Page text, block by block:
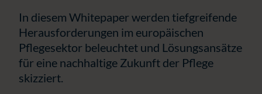
In diesem Whitepaper werden tiefgreifende
Herausforderungen im europäischen
Pflegesektor beleuchtet und Lösungsansätze
für eine nachhaltige Zukunft der Pflege
skizziert.